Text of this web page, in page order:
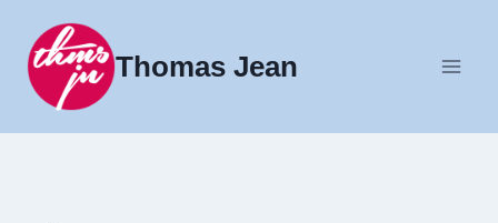
indhold
Thomas Jean